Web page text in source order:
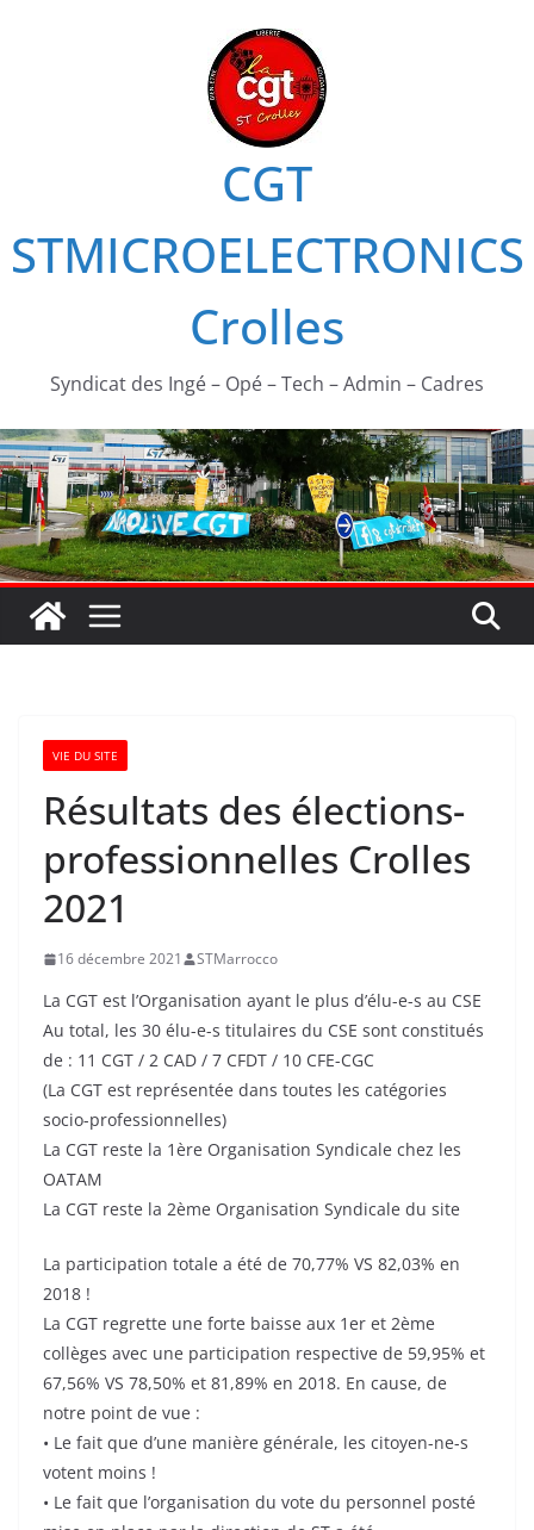
CGT
STMICROELECTRONICS
Crolles
Syndicat des Ingé – Opé – Tech – Admin – Cadres
VIE DU SITE
Résultats des élections-
professionnelles Crolles
2021
16 décembre 2021 STMarrocco
La CGT est l’Organisation ayant le plus d’élu-e-s au CSE
Au total, les 30 élu-e-s titulaires du CSE sont constitués
de : 11 CGT / 2 CAD / 7 CFDT / 10 CFE-CGC
(La CGT est représentée dans toutes les catégories
socio-professionnelles)
La CGT reste la 1ère Organisation Syndicale chez les
OATAM
La CGT reste la 2ème Organisation Syndicale du site
La participation totale a été de 70,77% VS 82,03% en
2018 !
La CGT regrette une forte baisse aux 1er et 2ème
collèges avec une participation respective de 59,95% et
67,56% VS 78,50% et 81,89% en 2018. En cause, de
notre point de vue :
• Le fait que d’une manière générale, les citoyen-ne-s
votent moins !
• Le fait que l’organisation du vote du personnel posté